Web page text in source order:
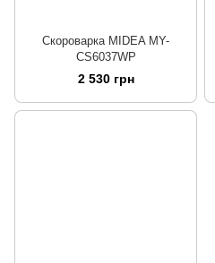
Скороварка MIDEA MY-
CS6037WP
2 530 грн